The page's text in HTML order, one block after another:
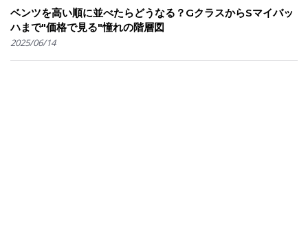
ベンツを高い順に並べたらどうなる？GクラスからSマイバッ
ハまで"価格で見る"憧れの階層図
2025/06/14